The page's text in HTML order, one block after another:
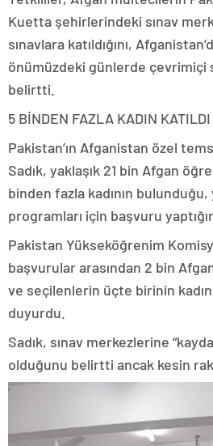
Kuetta şehirlerindeki sınav
sınavlara katıldığını,
önümüzdeki günlerde çevrimiçi
belirtti.
5 BİNDEN FAZLA KADIN KATILDI
Pakistan’ın Afganistan özel
Sadık, yaklaşık 21 bin Afgan
binden fazla kadının
programları için başvuru
Pakistan Yükseköğrenim
başvurular arasından 2 bin
ve seçilenlerin üçte birinin
duyurdu.
Sadık, sınav merkezlerine
olduğunu belirtti ancak kesin